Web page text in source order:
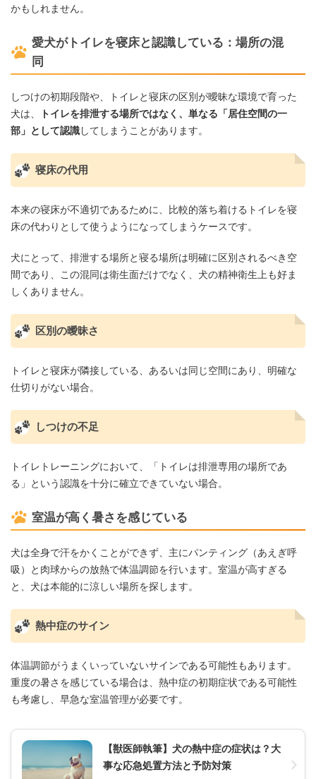
かもしれません。
愛犬がトイレを寝床と認識している：場所の混
同
しつけの初期段階や、トイレと寝床の区別が曖昧な環境で育った
犬は、
トイレを排泄する場所ではなく、単なる「居住空間の一
部」として認識してしまうことがあります。
寝床の代用
本来の寝床が不適切であるために、比較的落ち着けるトイレを寝
床の代わりとして使うようになってしまうケースです。
犬にとって、排泄する場所と寝る場所は明確に区別されるべき空
間であり、この混同は衛生面だけでなく、犬の精神衛生上も好ま
しくありません。
区別の曖昧さ
トイレと寝床が隣接している、あるいは同じ空間にあり、明確な
仕切りがない場合。
しつけの不足
トイレトレーニングにおいて、「トイレは排泄専用の場所であ
る」という認識を十分に確立できていない場合。
室温が高く暑さを感じている
犬は全身で汗をかくことができず、主にパンティング（あえぎ呼
吸）と肉球からの放熱で体温調節を行います。室温が高すぎる
と、犬は本能的に涼しい場所を探します。
熱中症のサイン
体温調節がうまくいっていないサインである可能性もあります。
重度の暑さを感じている場合は、熱中症の初期症状である可能性
も考慮し、早急な室温管理が必要です。
【獣医師執筆】犬の熱中症の症状は？大
事な応急処置方法と予防対策